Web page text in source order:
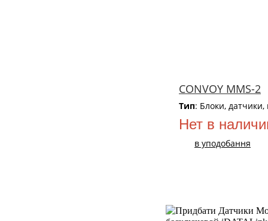
CONVOY MMS-2
Тип: Блоки, датчики,
Нет в
в уподобання